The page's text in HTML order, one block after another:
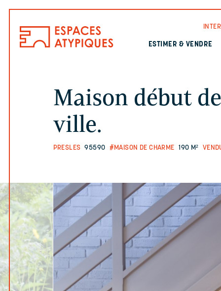
ESTIMER & VENDRE
Maison début
ville.
PRESLES 95590 #MAISON DE CHARME 190 M²